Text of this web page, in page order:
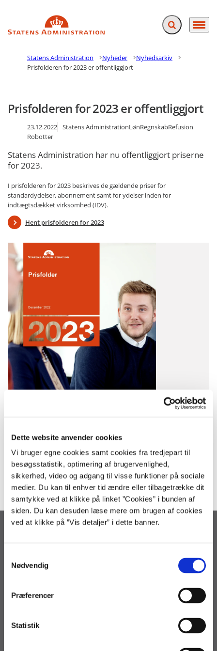
Dette website anvender cookies
Vi bruger egne cookies samt cookies fra tredjepart til
besøgsstatistik, optimering af brugervenlighed,
sikkerhed, video og adgang til visse funktioner på sociale
medier. Du kan til enhver tid ændre eller tilbagetrække dit
samtykke ved at klikke på linket ”Cookies” i bunden af
siden. Du kan desuden læse mere om brugen af cookies
ved at klikke på ”Vis detaljer” i dette banner.
Nødvendig
Præferencer
Statistik
Gå til forsiden Fold søgefelt ud
Menu
Statens Administration Nyheder
Nyhedsarkiv
Prisfolderen for 2023 er offentliggjort
Prisfolderen for 2023 er offentliggjort
23.12.2022 Statens AdministrationLønRegnskabRefusion
Robotter
Statens Administration har nu offentliggjort priserne
for 2023.
I prisfolderen for 2023 beskrives de gældende priser for
standardydelser, abonnement samt for ydelser inden for
indtægtsdækket virksomhed (IDV).
Hent prisfolderen for 2023
loen@statens-adm.dk
CVR: 33391005